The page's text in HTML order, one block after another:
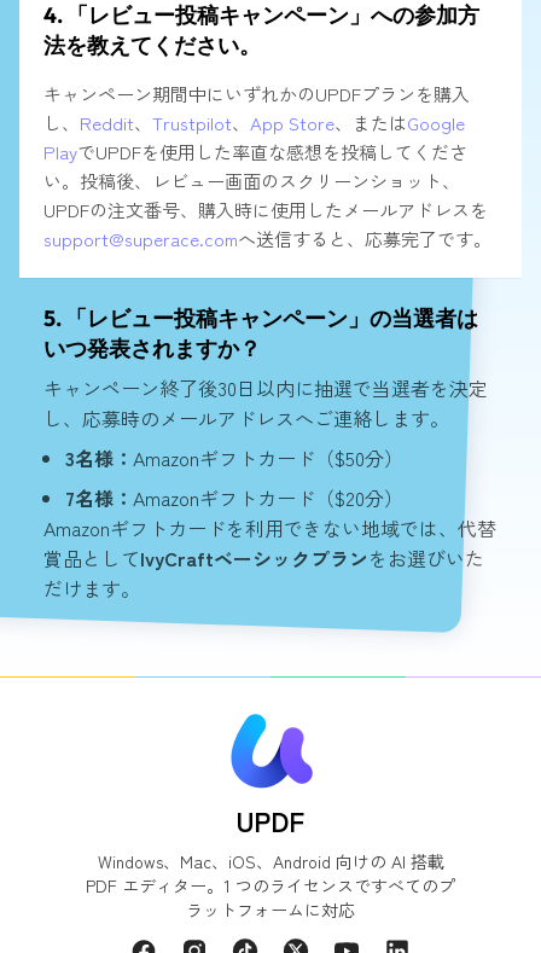
4. 「レビュー投稿キャンペーン」への参加方
法を教えてください。
キャンペーン期間中にいずれかのUPDFプランを購入
し、 Reddit、 Trustpilot、 App Store、またはGoogle
PlayでUPDFを使用した率直な感想を投稿してくださ
い。投稿後、レビュー画面のスクリーンショット、
UPDFの注文番号、購入時に使用したメールアドレスを
support@superace.comへ送信すると、応募完了です。
5. 「レビュー投稿キャンペーン」の当選者は
いつ発表されますか？
キャンペーン終了後30日以内に抽選で当選者を決定
し、応募時のメールアドレスへご連絡します。
3名様： Amazonギフトカード（$50分）
7名様： Amazonギフトカード（$20分）
Amazonギフトカードを利用できない地域では、代替
賞品としてIvyCraftベーシックプランをお選びいた
だけます。
UPDF
Windows、Mac、iOS、Android 向けの AI 搭載
PDF エディター。1 つのライセンスですべてのプ
ラットフォームに対応